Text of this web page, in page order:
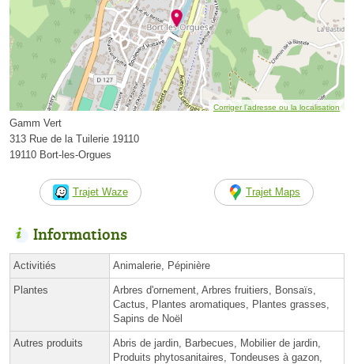
Corriger l’adresse ou la localisation
Gamm Vert
313 Rue de la Tuilerie 19110
19110 Bort-les-Orgues
Trajet Waze Trajet Maps
Informations
Activitiés Animalerie, Pépinière
Plantes
Arbres d'ornement, Arbres fruitiers, Bonsaïs,
Cactus, Plantes aromatiques, Plantes grasses,
Sapins de Noël
Autres produits
Abris de jardin, Barbecues, Mobilier de jardin,
Produits phytosanitaires, Tondeuses à gazon,